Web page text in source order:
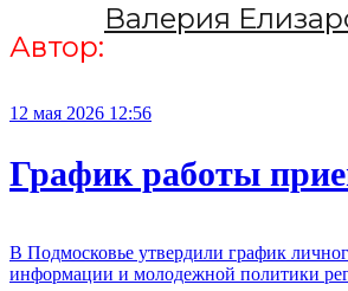
Автор:
Валерия
12 мая 2026 12:56
График работы
В Подмосковье утвердили график
информации и молодежной политики